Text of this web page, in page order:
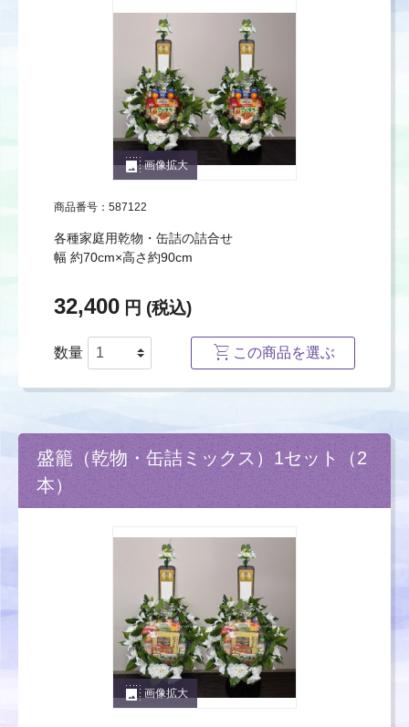
photo_size_select_large画像拡大
商品番号：587122
各種家庭用乾物・缶詰の詰合せ
幅 約70cm×高さ約90cm
32,400 円 (税込)
数量 この商品を選ぶ
盛籠（乾物・缶詰ミックス）1セット（2
本）
photo_size_select_large画像拡大